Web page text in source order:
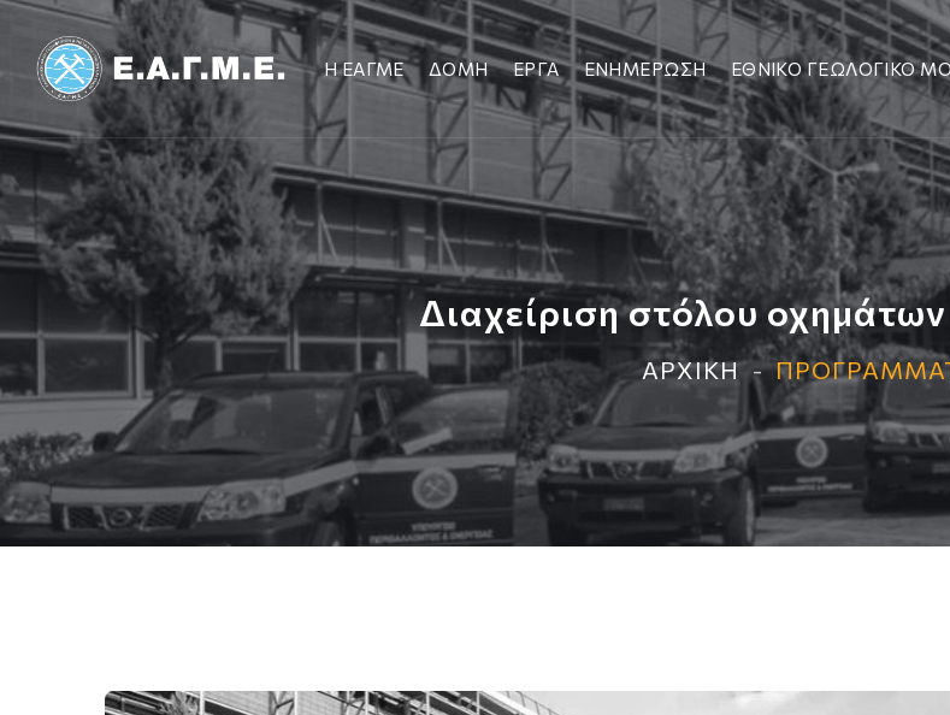
Η ΕΑΓΜΕ ΔΟΜΗ ΕΡΓΑ ΕΝΗΜΕΡΩΣΗ ΕΘΝΙΚΟ ΓΕΩΛΟΓΙΚΟ
Διαχείριση στόλου
ΑΡΧΙΚΗ